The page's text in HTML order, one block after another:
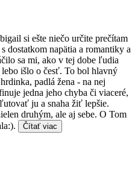
si ešte niečo určite prečítam
dostatkom napätia a romantiky a
sa mi, ako v tej dobe ľudia
išlo o česť. To bol hlavný
padlá žena - na nej
jedna jeho chyba či viaceré,
ju a snaha žiť lepšie.
druhým, ale aj sebe. O Tom
Čítať viac